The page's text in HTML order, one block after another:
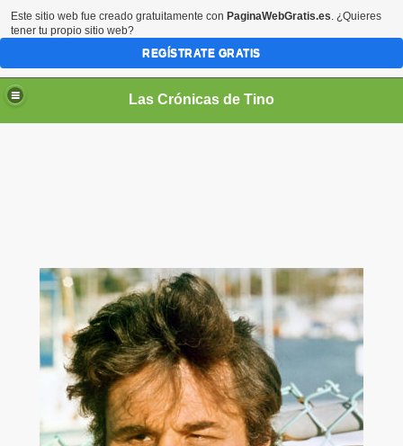
Las Crónicas de Tino
Este sitio web fue creado gratuitamente con PaginaWebGratis.es. ¿Quieres
tener tu propio sitio web?
REGÍSTRATE GRATIS